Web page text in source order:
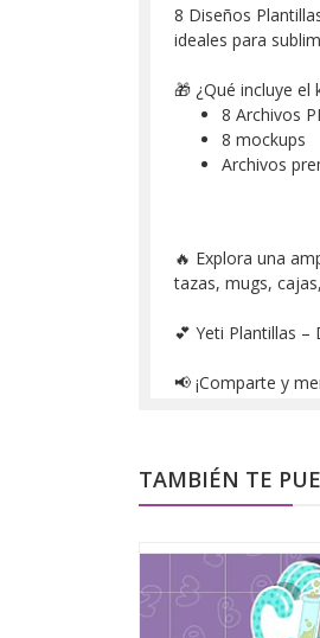
8 Diseños
ideales para
🎁 ¿Qué incluye el
8 Archivos
8 mockups
Archivos
🔥 Explora una
tazas, mugs,
💕 Yeti Plantillas
📢 ¡Comparte y
TAMBIÉN TE